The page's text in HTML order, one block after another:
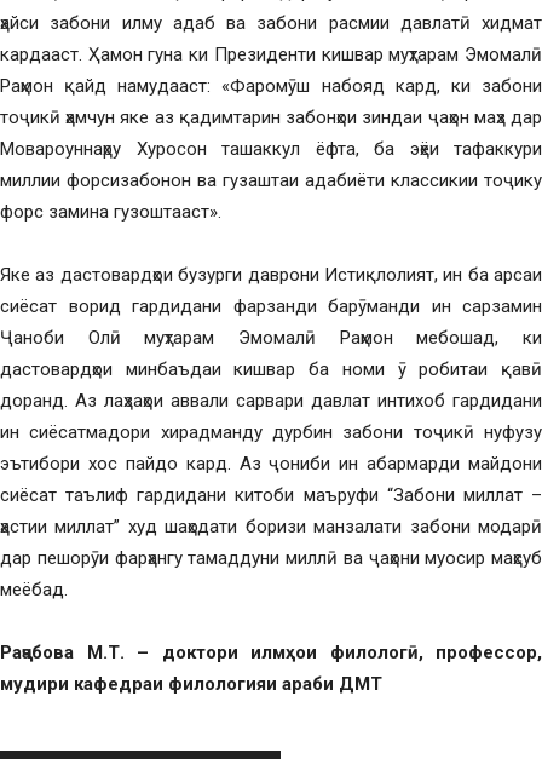
ҳайси забони илму адаб ва забони расмии давлатӣ хидмат
кардааст. Ҳамон гуна ки Президенти кишвар муҳтарам Эмомалӣ
Раҳмон қайд намудааст: «Фаромӯш набояд кард, ки забони
тоҷикӣ ҳамчун яке аз қадимтарин забонҳои зиндаи ҷаҳон маҳз дар
Мовароуннаҳру Хуросон ташаккул ёфта, ба эҳёи тафаккури
миллии форсизабонон ва гузаштаи адабиёти классикии тоҷику
форс замина гузоштааст».
Яке аз дастовардҳои бузурги даврони Истиқлолият, ин ба арсаи
сиёсат ворид гардидани фарзанди барӯманди ин сарзамин
Ҷаноби Олӣ муҳтарам Эмомалӣ Раҳмон мебошад, ки
дастовардҳои минбаъдаи кишвар ба номи ӯ робитаи қавӣ
доранд. Аз лаҳзаҳои аввали сарвари давлат интихоб гардидани
ин сиёсатмадори хирадманду дурбин забони тоҷикӣ нуфузу
эътибори хос пайдо кард. Аз ҷониби ин абармарди майдони
сиёсат таълиф гардидани китоби маъруфи “Забони миллат –
ҳастии миллат” худ шаҳодати боризи манзалати забони модарӣ
дар пешорӯи фарҳангу тамаддуни миллӣ ва ҷаҳони муосир маҳсуб
меёбад.
Раҷабова М.Т. – доктори илмҳои филологӣ, профессор,
мудири кафедраи филологияи араби ДМТ